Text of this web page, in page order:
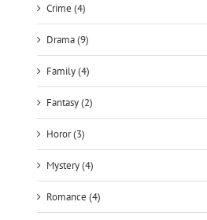
Crime (4)
Drama (9)
Family (4)
Fantasy (2)
Horor (3)
Mystery (4)
Romance (4)